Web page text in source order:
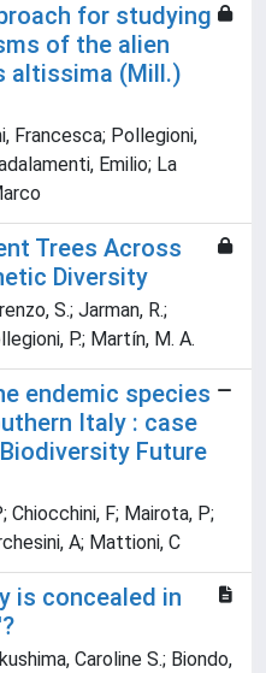
for studying
of the alien
altissima (Mill.)
Francesca; Pollegioni,
Emilio; La
Trees Across
Diversity
S.; Jarman, R.;
P.; Martín, M. A.
endemic species
Italy : case
Future
Chiocchini, F; Mairota, P;
A; Mattioni, C
is concealed in
Caroline S.; Biondo,